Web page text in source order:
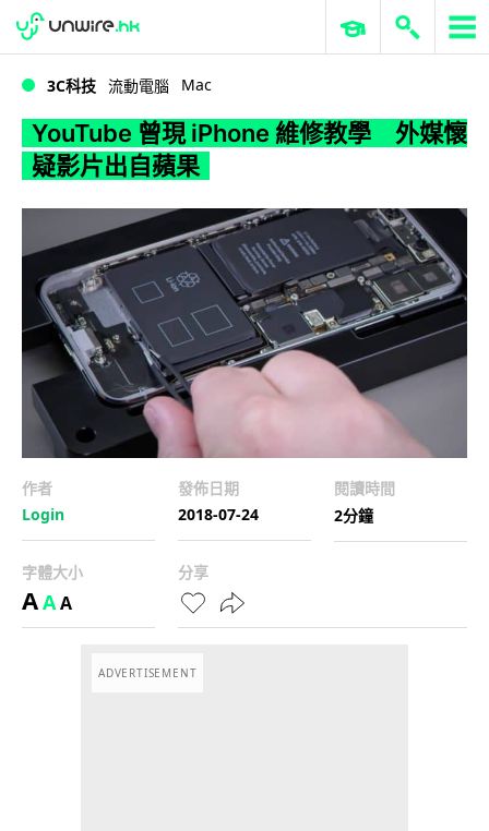
WWDC 2026 ERP 與商業 AI
3C科技 流動電腦 Mac
YouTube 曾現 iPhone 維修教學 外媒懷
疑影片出自蘋果
作者
Login
發佈日期
2018-07-24
閱讀時間
2分鐘
字體大小
AAA
分享
ADVERTISEMENT